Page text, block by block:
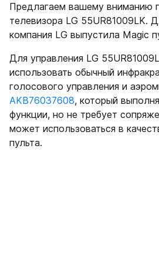
Предлагаем вашему вниманию
телевизора LG 55UR81009LK.
компания LG выпустила Magic
Для управления LG
использовать обычный
голосового управления и
AKB76037608, который
функции, но не требует
может использоваться в
пульта.